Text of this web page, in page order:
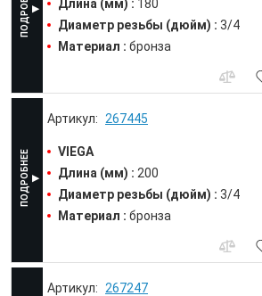
Длина (мм) : 180
Диаметр резьбы (дюйм) : 3/4
Материал : бронза
267445
VIEGA
Длина (мм) : 200
Диаметр резьбы (дюйм) : 3/4
Материал : бронза
267247